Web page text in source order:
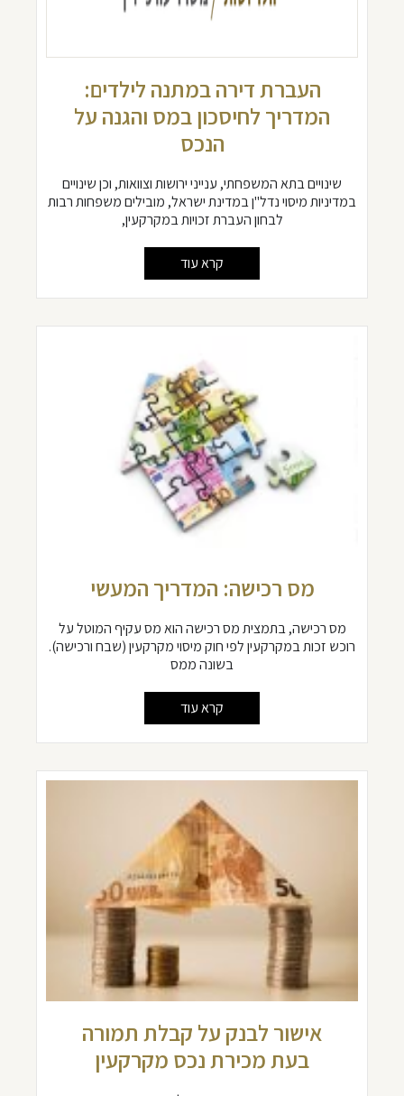
העברת דירה במתנה לילדים:
המדריך לחיסכון במס והגנה על
הנכס
שינויים בתא המשפחתי, ענייני ירושות וצוואות, וכן שינויים
במדיניות מיסוי נדל"ן במדינת ישראל, מובילים משפחות רבות
לבחון העברת זכויות במקרקעין,
קרא עוד
מס רכישה: המדריך המעשי
מס רכישה, בתמצית מס רכישה הוא מס עקיף המוטל על
רוכש זכות במקרקעין לפי חוק מיסוי מקרקעין (שבח ורכישה).
בשונה ממס
קרא עוד
אישור לבנק על קבלת תמורה
בעת מכירת נכס מקרקעין